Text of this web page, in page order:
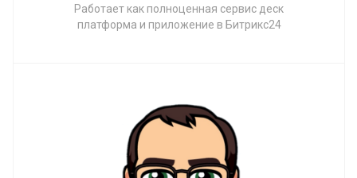
Работает как полноценная сервис деск
платформа и приложение в Битрикс24